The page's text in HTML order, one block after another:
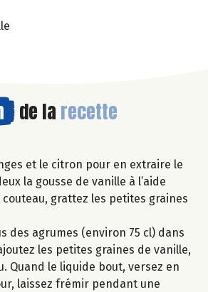
de la recette
et le citron pour en extraire le
la gousse de vanille à l’aide
couteau, grattez les petites graines
des agrumes (environ 75 cl) dans
les petites graines de vanille,
Quand le liquide bout, versez en
laissez frémir pendant une